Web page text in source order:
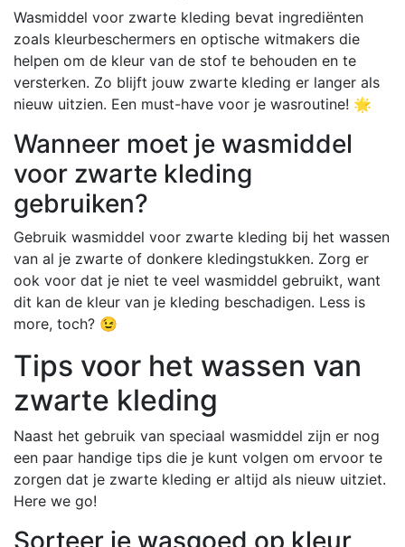
Wasmiddel voor zwarte kleding bevat ingrediënten
zoals kleurbeschermers en optische witmakers die
helpen om de kleur van de stof te behouden en te
versterken. Zo blijft jouw zwarte kleding er langer als
nieuw uitzien. Een must-have voor je wasroutine! 🌟
Wanneer moet je wasmiddel
voor zwarte kleding
gebruiken?
Gebruik wasmiddel voor zwarte kleding bij het wassen
van al je zwarte of donkere kledingstukken. Zorg er
ook voor dat je niet te veel wasmiddel gebruikt, want
dit kan de kleur van je kleding beschadigen. Less is
more, toch? 😉
Tips voor het wassen van
zwarte kleding
Naast het gebruik van speciaal wasmiddel zijn er nog
een paar handige tips die je kunt volgen om ervoor te
zorgen dat je zwarte kleding er altijd als nieuw uitziet.
Here we go!
Sorteer je wasgoed op kleur